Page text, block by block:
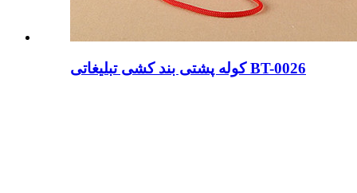
کوله پشتی بند کشی تبلیغاتی BT-0026